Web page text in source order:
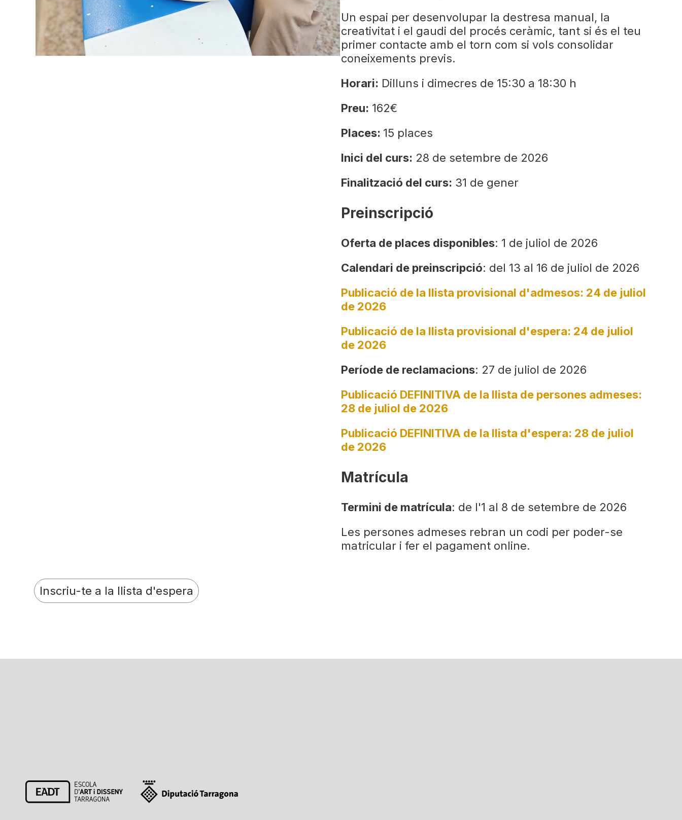
Un espai per desenvolupar la destresa manual, la
creativitat i el gaudi del procés ceràmic, tant si és el teu
primer contacte amb el torn com si vols consolidar
coneixements previs.
Horari: Dilluns i dimecres de 15:30 a 18:30 h
Preu: 162€
Places: 15 places
Inici del curs: 28 de setembre de 2026
Finalització del curs: 31 de gener
Preinscripció
Oferta de places disponibles: 1 de juliol de 2026
Calendari de preinscripció: del 13 al 16 de juliol de 2026
Publicació de la llista provisional d'admesos: 24 de juliol
de 2026
Publicació de la llista provisional d'espera: 24 de juliol
de 2026
Període de reclamacions: 27 de juliol de 2026
Publicació DEFINITIVA de la llista de persones admeses:
28 de juliol de 2026
Publicació DEFINITIVA de la llista d'espera: 28 de juliol
de 2026
Matrícula
Termini de matrícula: de l'1 al 8 de setembre de 2026
Les persones admeses rebran un codi per poder-se
matricular i fer el pagament online.
Inscriu-te a la llista d'espera